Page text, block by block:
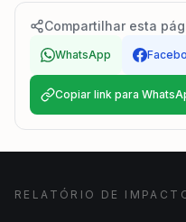
Compartilhar esta
WhatsApp
Copiar link para
RELATÓRIO DE